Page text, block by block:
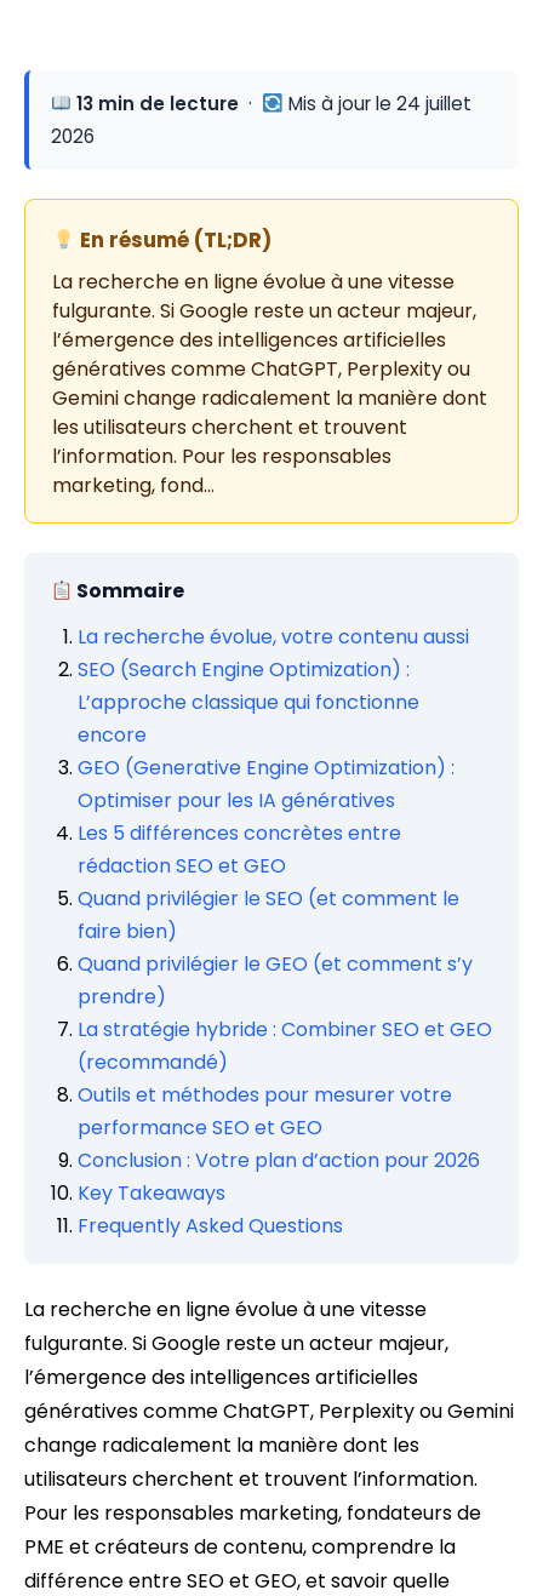
13 min de lecture ·
Mis à jour le 24 juillet
2026
En résumé (TL;DR)
La recherche en ligne évolue à une vitesse
fulgurante. Si Google reste un acteur majeur,
l’émergence des intelligences artificielles
génératives comme ChatGPT, Perplexity ou
Gemini change radicalement la manière dont
les utilisateurs cherchent et trouvent
l’information. Pour les responsables
marketing, fond…
Sommaire
La recherche évolue, votre contenu aussi
SEO (Search Engine Optimization) :
L’approche classique qui fonctionne
encore
GEO (Generative Engine Optimization) :
Optimiser pour les IA génératives
Les 5 différences concrètes entre
rédaction SEO et GEO
Quand privilégier le SEO (et comment le
faire bien)
Quand privilégier le GEO (et comment s’y
prendre)
La stratégie hybride : Combiner SEO et GEO
(recommandé)
Outils et méthodes pour mesurer votre
performance SEO et GEO
Conclusion : Votre plan d’action pour 2026
Key Takeaways
Frequently Asked Questions
La recherche en ligne évolue à une vitesse
fulgurante. Si Google reste un acteur majeur,
l’émergence des intelligences artificielles
génératives comme ChatGPT, Perplexity ou Gemini
change radicalement la manière dont les
utilisateurs cherchent et trouvent l’information.
Pour les responsables marketing, fondateurs de
PME et créateurs de contenu, comprendre la
différence entre SEO et GEO, et savoir quelle